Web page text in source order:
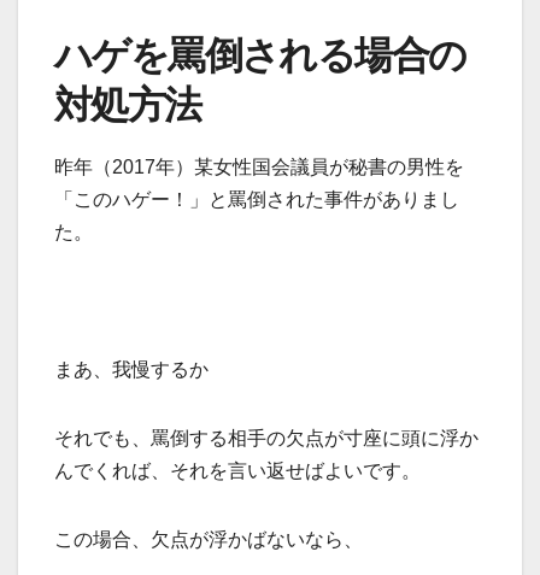
ハゲを罵倒される場合の
対処方法
昨年（2017年）某女性国会議員が秘書の男性を
「このハゲー！」と罵倒された事件がありまし
た。
まあ、我慢するか
それでも、罵倒する相手の欠点が寸座に頭に浮か
んでくれば、それを言い返せばよいです。
この場合、欠点が浮かばないなら、